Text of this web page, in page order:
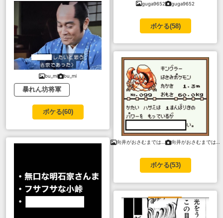
bu_mi bu_mi
暴れん坊将軍
ボケる(60)
guga9652 guga9652
ボケる(58)
向井がおさむまでは… 向井がおさむまでは…
ボケる(53)